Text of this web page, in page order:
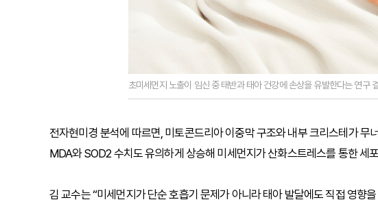
초미세먼지 노출이 임신 중 태반과 태아 건강에 손상을 유발한다는 연구
전자현미경 분석에 따르면, 미토콘드리아 이중막 구조와 내부 크리스테가 무
MDA와 SOD2 수치도 유의하게 상승해 미세먼지가 산화스트레스를 통한 세
김 교수는 “미세먼지가 단순 호흡기 문제가 아니라 태아 발달에도 직접 영향